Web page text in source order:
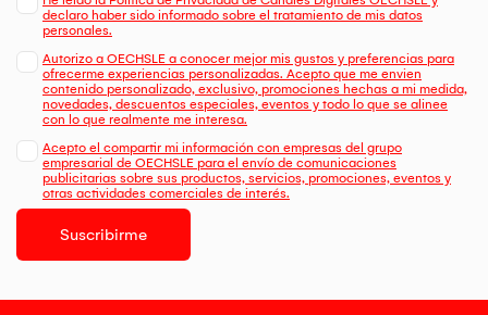
declaro haber sido informado sobre el tratamiento de mis datos
personales.
Autorizo a OECHSLE a conocer mejor mis gustos y preferencias para
ofrecerme experiencias personalizadas. Acepto que me envien
contenido personalizado, exclusivo, promociones hechas a mi medida,
novedades, descuentos especiales, eventos y todo lo que se alinee
con lo que realmente me interesa.
Acepto el compartir mi información con empresas del grupo
empresarial de OECHSLE para el envío de comunicaciones
publicitarias sobre sus productos, servicios, promociones, eventos y
otras actividades comerciales de interés.
Suscribirme